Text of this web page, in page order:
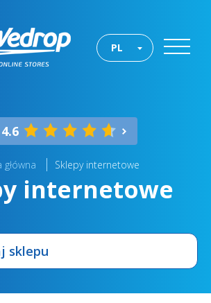
PL
4.6
główna Sklepy internetowe
internetowe